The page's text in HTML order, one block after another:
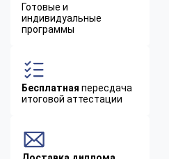
Готовые и
индивидуальные
программы
Бесплатная пересдача
итоговой аттестации